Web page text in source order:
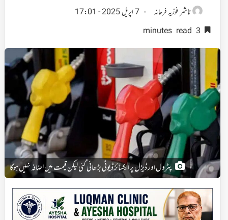
ناشرفوزیہ فرحانہ
7 اپریل 2025 - 17:01
پٹرول اور ڈیزل پر ایکسائز ڈیوٹی بڑھائی گئی لیکن قیمت میں اضافہ نہیں ہوگا